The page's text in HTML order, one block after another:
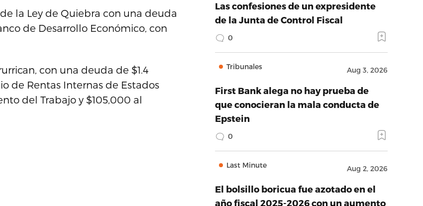
la Ley de Quiebra con una deuda
de Desarrollo Económico, con
con una deuda de $1.4
de Rentas Internas de Estados
del Trabajo y $105,000 al
Las confesiones de un expresidente
de la Junta de Control Fiscal
0
Tribunales Aug 3, 2026
First Bank alega no hay prueba de
que conocieran la mala conducta de
Epstein
0
Last Minute Aug 2, 2026
El bolsillo boricua fue azotado en el
año fiscal 2025-2026 con un aumento